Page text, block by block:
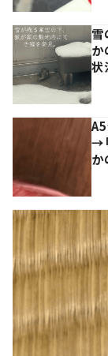
雪
か
状
→
か